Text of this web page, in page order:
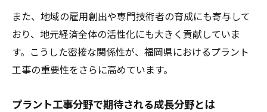
燃料供給設備と連携した安全施策の重要性
福岡 プラント 工事現場での品質確保の工夫
持続可能な燃料供給戦略を探る現場事例
ト工事
また、地域の雇用創出や専門技術者の育成にも寄与して
おり、地元経済全体の活性化にも大きく貢献していま
す。こうした密接な関係性が、福岡県におけるプラント
工事の重要性をさらに高めています。
プラント工事分野で期待される成長分野とは